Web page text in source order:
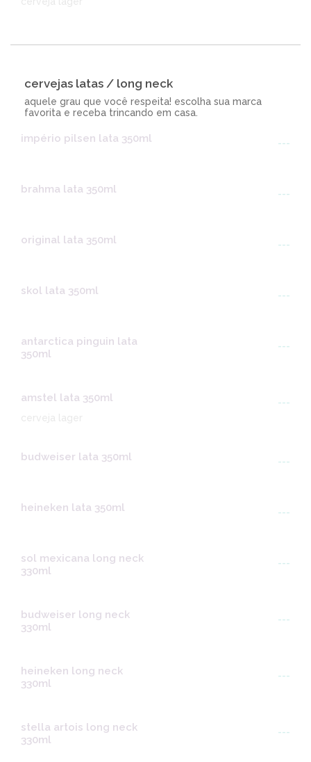
cervejas latas / long neck
aquele grau que você respeita! escolha sua marca
favorita e receba trincando em casa.
império pilsen lata 350ml ---
brahma lata 350ml ---
original lata 350ml ---
skol lata 350ml ---
antarctica pinguin lata
350ml
---
amstel lata 350ml
---
cerveja lager
budweiser lata 350ml ---
heineken lata 350ml ---
sol mexicana long neck
330ml
---
budweiser long neck
330ml
---
heineken long neck
330ml
---
stella artois long neck
330ml
---